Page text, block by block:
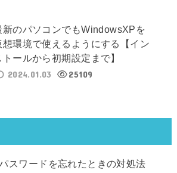
新のパソコンでもWindowsXPを
想環境で使えるようにする【イン
トールから初期設定まで】
2024.01.03
25109
スワードを忘れたときの対処法